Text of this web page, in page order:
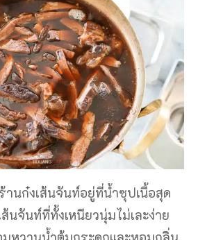
านก๋งเส้นจันท์อยู่ที่น้ำซุปเนื้อสุด
ส้นจันท์ที่ทั้งเหนียวนุ่มไม่เละง่าย